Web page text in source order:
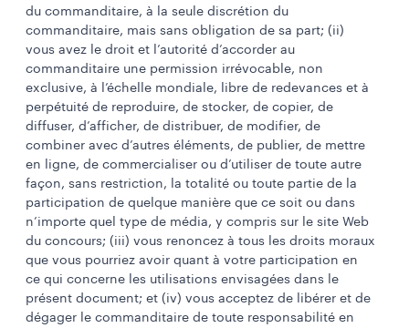
du commanditaire, à la seule discrétion du
commanditaire, mais sans obligation de sa part; (ii)
vous avez le droit et l’autorité d’accorder au
commanditaire une permission irrévocable, non
exclusive, à l’échelle mondiale, libre de redevances et à
perpétuité de reproduire, de stocker, de copier, de
diffuser, d’afficher, de distribuer, de modifier, de
combiner avec d’autres éléments, de publier, de mettre
en ligne, de commercialiser ou d’utiliser de toute autre
façon, sans restriction, la totalité ou toute partie de la
participation de quelque manière que ce soit ou dans
n’importe quel type de média, y compris sur le site Web
du concours; (iii) vous renoncez à tous les droits moraux
que vous pourriez avoir quant à votre participation en
ce qui concerne les utilisations envisagées dans le
présent document; et (iv) vous acceptez de libérer et de
dégager le commanditaire de toute responsabilité en